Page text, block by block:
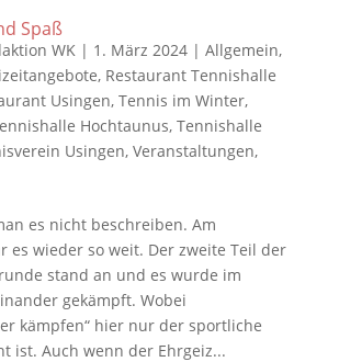
Spaß
WK| 1. März 2024| Allgemein,
, Restaurant Tennishalle
Usingen, Tennis im Winter,
Hochtaunus, Tennishalle
Usingen, Veranstaltungen,
es nicht beschreiben. Am
es wieder so weit. Der zweite Teil der
stand an und es wurde im
gekämpft. Wobei
kämpfen“ hier nur der sportliche
ist. Auch wenn der Ehrgeiz...